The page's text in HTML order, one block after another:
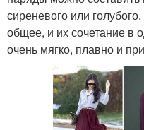
сиреневого или
общее, и их сочетание в
очень мягко, плавно и